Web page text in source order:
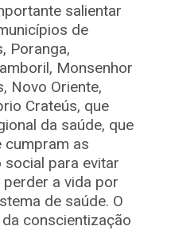
salientar
de
Poranga,
Monsenhor
Novo Oriente,
Crateús, que
da saúde, que
cumpram as
para evitar
a vida por
de saúde. O
conscientização